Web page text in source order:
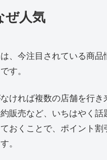
ぜ人気
、今注目されている商
す。
ければ複数の店舗を行
販売など、いちはやく
おくことで、ポイント
。